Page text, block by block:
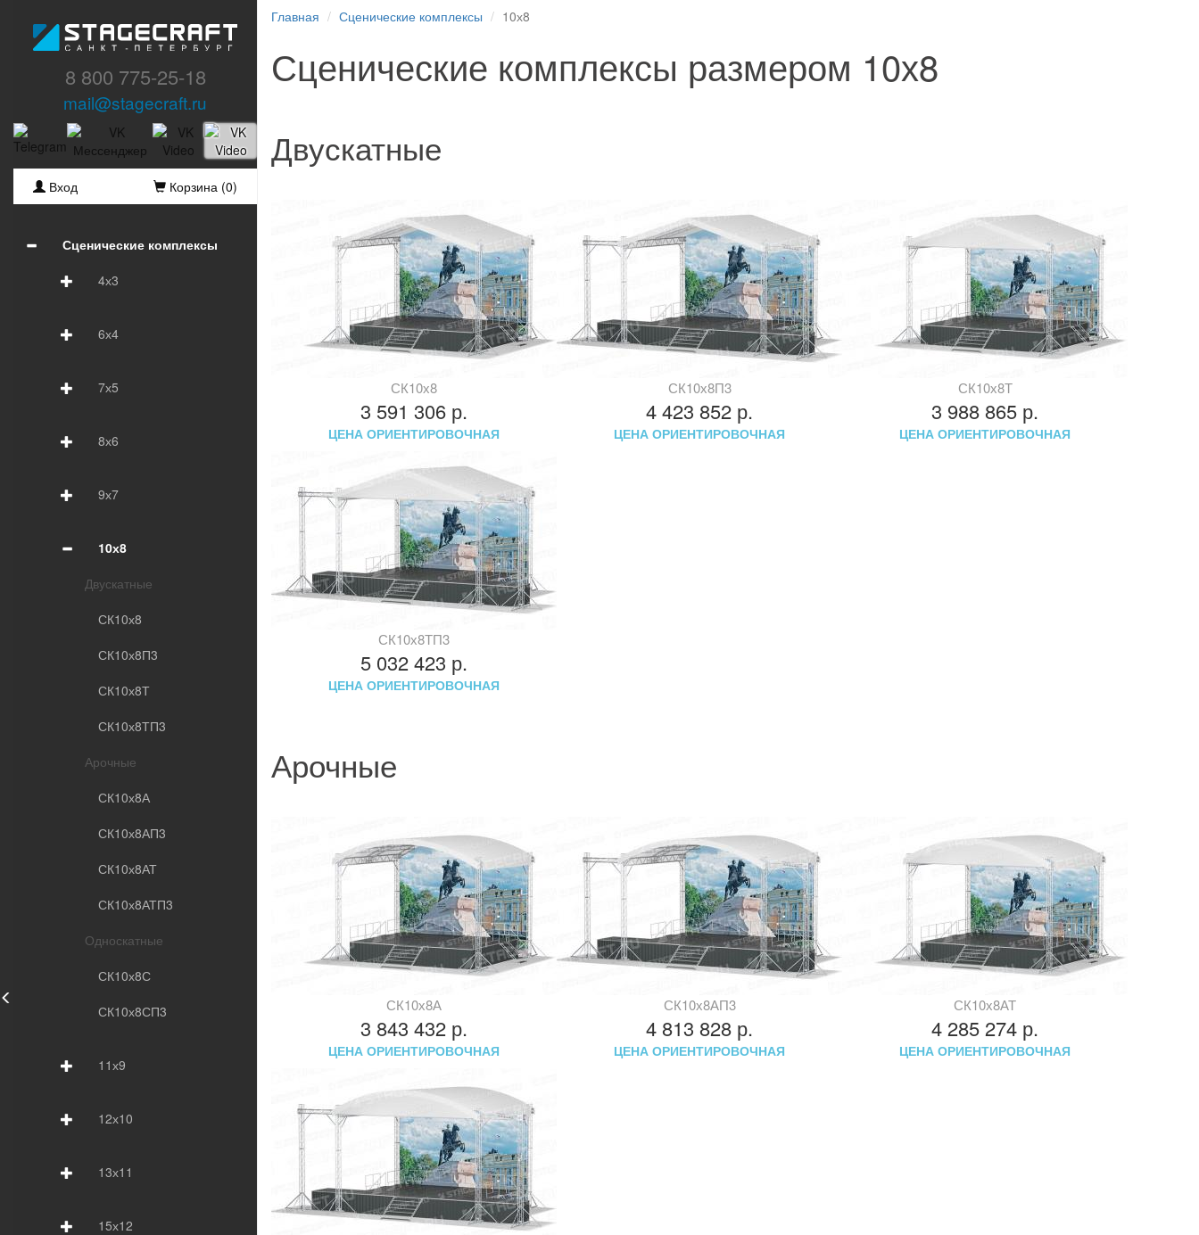
8 800 775-25-18
mail@stagecraft.ru
Вход Корзина (0)
Сценические комплексы
4х3
6х4
7х5
8х6
9х7
10х8
Двускатные
СК10х8
СК10х8П3
СК10х8Т
СК10х8ТП3
Арочные
СК10х8А
СК10х8АП3
СК10х8АТ
СК10х8АТП3
Односкатные
СК10х8С
СК10х8СП3
11х9
12х10
13х11
15х12
Главная Сценические комплексы 10х8
Сценические комплексы размером 10х8
Двускатные
СК10х8
3 591 306 р.
ЦЕНА ОРИЕНТИРОВОЧНАЯ
СК10х8П3
4 423 852 р.
ЦЕНА ОРИЕНТИРОВОЧНАЯ
СК10х8Т
3 988 865 р.
ЦЕНА ОРИЕНТИРОВОЧНАЯ
СК10х8ТП3
5 032 423 р.
ЦЕНА ОРИЕНТИРОВОЧНАЯ
Арочные
СК10х8А
3 843 432 р.
ЦЕНА ОРИЕНТИРОВОЧНАЯ
СК10х8АП3
4 813 828 р.
ЦЕНА ОРИЕНТИРОВОЧНАЯ
СК10х8АТ
4 285 274 р.
ЦЕНА ОРИЕНТИРОВОЧНАЯ